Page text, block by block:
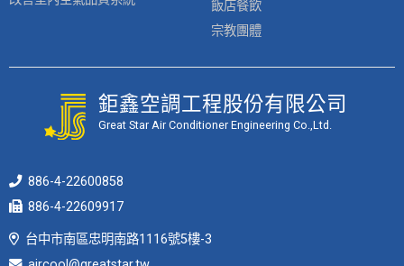
飯店餐飲
宗教團體
鉅鑫空調工程股份有限公司
Great Star Air Conditioner Engineering Co.,Ltd.
886-4-22600858
886-4-22609917
台中市南區忠明南路1116號5樓-3